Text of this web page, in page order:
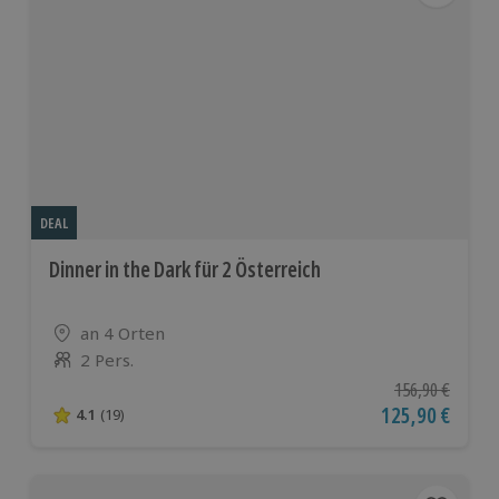
DEAL
Dinner in the Dark für 2 Österreich
Standort
an 4 Orten
Anzahl der Teilnehmer
2 Pers.
4.1 von 5 Sternen basierend auf 19 Bewertungen
4.1 (19)
Ursprünglicher
156,90 €
Aktueller Preis
125,90 €